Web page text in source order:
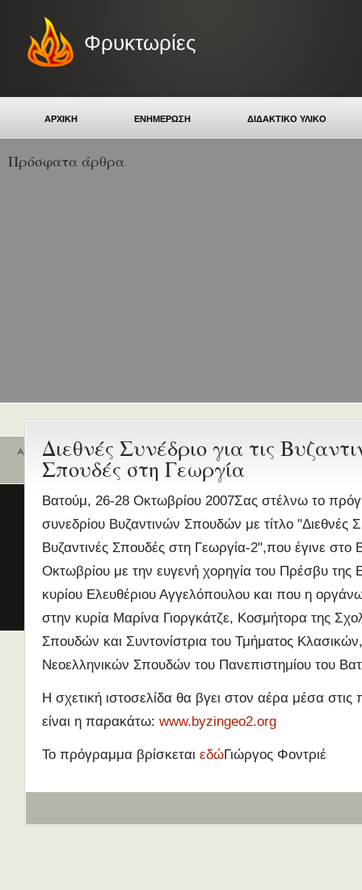
Φρυκτωρίες
ΑΡΧΙΚΗ ΕΝΗΜΕΡΩΣΗ ΔΙΔΑΚΤΙΚΟ ΥΛΙΚΟ
Πρόσφατα άρθρα
Διεθνές Συνέδριο για τις
Σπουδές στη Γεωργία
Βατούμ, 26-28 Οκτωβρίου 2007Σας στέλνω το
συνεδρίου Βυζαντινών Σπουδών με τίτλο "Διεθνές
Βυζαντινές Σπουδές στη Γεωργία-2",που έγινε στο
Οκτωβρίου με την ευγενή χορηγία του Πρέσβυ της
κυρίου Ελευθέριου Αγγελόπουλου και που η
στην κυρία Μαρίνα Γιοργκάτζε, Κοσμήτορα της
Σπουδών και Συντονίστρια του Τμήματος
Νεοελληνικών Σπουδών του Πανεπιστημίου του
Η σχετική ιστοσελίδα θα βγει στον αέρα μέσα στις
είναι η παρακάτω: www.byzingeo2.org
Το πρόγραμμα βρίσκεται εδώΓιώργος Φοντριέ
Αρχική
Ποιοι είναι εδώ
Είναι εδώ αυτή τη στιγμή0 χρήστες
Ενεργά θέματα
συζήτησης
Δεύτερης/Ξένης Γλώσσας
(Εξ Αποστάσεως) από το Παν/
Λευκωσίας σε συνεργασία με
το πιστοποιητικό επιπέδου Γ2
Πρώτο Διεθνές Συνέδριο
Νεοελληνικών Σπουδών
Εδώ Πολυτεχνείο!
περισσότερα